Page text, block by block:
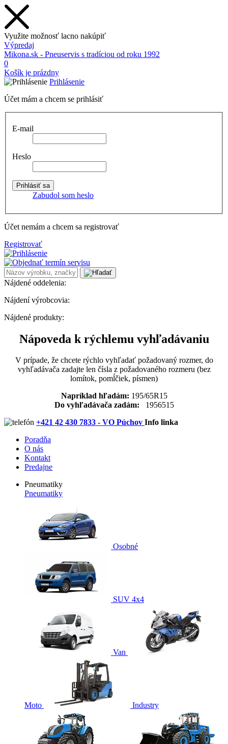
Využite možnosť lacno nakúpiť
Výpredaj
Mikona.sk - Pneuservis s tradíciou od roku 1992
0
Košík je prázdny
Prihlásenie
Účet mám a chcem se prihlásiť
E-mail
Heslo
Zabudol som heslo
Účet nemám a chcem sa registrovať
Registrovať
Nájdené oddelenia:
Nájdení výrobcovia:
Nájdené produkty:
Nápoveda k rýchlemu vyhľadávaniu
V prípade, že chcete rýchlo vyhľadať požadovaný rozmer, do
vyhľadávača zadajte len čísla z požadovaného rozmeru (bez
lomítok, pomĺčiek, písmen)
Napríklad hľadám: 195/65R15
Do vyhľadávača zadám: 1956515
+421 42 430 7833 - VO Púchov Info linka
Poradňa
O nás
Kontakt
Predajne
Pneumatiky
Pneumatiky
Osobné
SUV 4x4
Van
Moto Industry